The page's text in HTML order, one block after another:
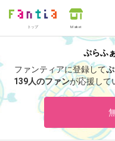
トップ Market
ぷらふ
ファンティアに登録して
139人のファンが応援して
ラブ「
ぷらっとwolf」では
43秒】一緒に遊んでたら
」などの特別なコ